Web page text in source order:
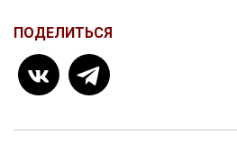
ПОДЕЛИТЬСЯ